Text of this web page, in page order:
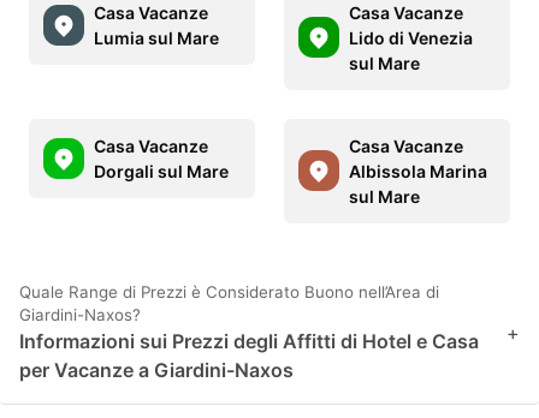
Casa Vacanze
Lumia sul Mare
Casa Vacanze
Lido di Venezia
sul Mare
Casa Vacanze
Dorgali sul Mare
Casa Vacanze
Albissola Marina
sul Mare
Quale Range di Prezzi è Considerato Buono nell’Area di
Giardini-Naxos?
Informazioni sui Prezzi degli Affitti di Hotel e Casa
per Vacanze a Giardini-Naxos
+